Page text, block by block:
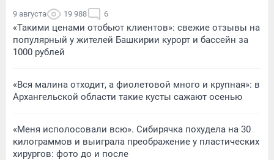
9 августа 19 988 6
«Такими ценами отобьют клиентов»: свежие отзывы на
популярный у жителей Башкирии курорт и бассейн за
1000 рублей
«Вся малина отходит, а фиолетовой много и крупная»: в
Архангельской области такие кусты сажают осенью
«Меня исполосовали всю». Сибирячка похудела на 30
килограммов и выиграла преображение у пластических
хирургов: фото до и после